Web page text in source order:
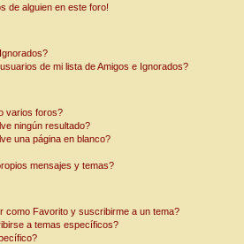
de alguien en este foro!
de mi lista de Amigos e Ignorados?
varios foros?
ningún resultado?
una página en blanco?
mensajes y temas?
como Favorito y suscribirme a un tema?
a temas específicos?